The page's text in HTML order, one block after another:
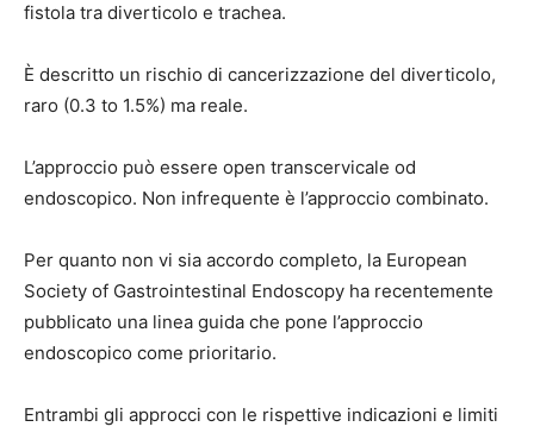
fistola tra diverticolo e trachea.
È descritto un rischio di cancerizzazione del diverticolo,
raro (0.3 to 1.5%) ma reale.
L’approccio può essere open transcervicale od
endoscopico. Non infrequente è l’approccio combinato.
Per quanto non vi sia accordo completo, la European
Society of Gastrointestinal Endoscopy ha recentemente
pubblicato una linea guida che pone l’approccio
endoscopico come prioritario.
Entrambi gli approcci con le rispettive indicazioni e limiti